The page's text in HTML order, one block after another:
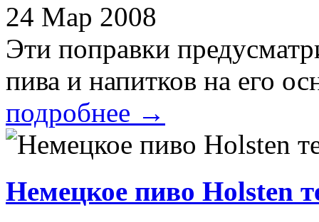
24 Мар 2008
Эти поправки
пива и напитков на его
подробнее →
Немецкое пиво Holsten